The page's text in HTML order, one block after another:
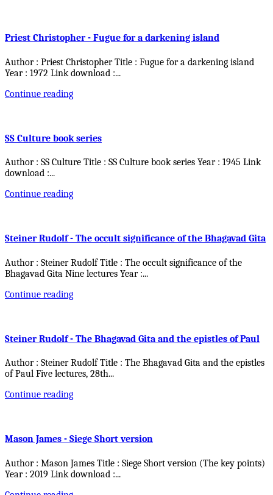
Priest Christopher - Fugue for a darkening island
Author : Priest Christopher Title : Fugue for a darkening island
Year : 1972 Link download :...
Continue reading
SS Culture book series
Author : SS Culture Title : SS Culture book series Year : 1945 Link
download :...
Continue reading
Steiner Rudolf - The occult significance of the Bhagavad Gita
Author : Steiner Rudolf Title : The occult significance of the
Bhagavad Gita Nine lectures Year :...
Continue reading
Steiner Rudolf - The Bhagavad Gita and the epistles of Paul
Author : Steiner Rudolf Title : The Bhagavad Gita and the epistles
of Paul Five lectures, 28th...
Continue reading
Mason James - Siege Short version
Author : Mason James Title : Siege Short version (The key points)
Year : 2019 Link download :...